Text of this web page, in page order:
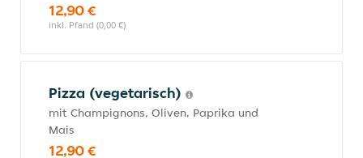
12,90 €
inkl. Pfand (0,00 €)
Pizza (vegetarisch)
mit Champignons, Oliven, Paprika und
Mais
12,90 €